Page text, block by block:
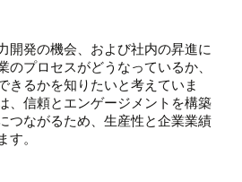
開発の機会、および社内の昇進に
プロセスがどうなっているか、
きるかを知りたいと考えていま
、信頼とエンゲージメントを構築
つながるため、生産性と企業業績
。